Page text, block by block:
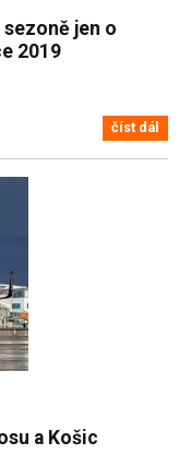
jen o
2019
číst dál
a Košic